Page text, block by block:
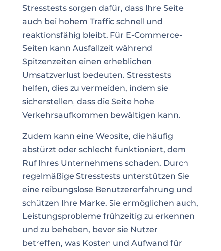
Stresstests sorgen dafür, dass Ihre Seite
auch bei hohem Traffic schnell und
reaktionsfähig bleibt. Für E-Commerce-
Seiten kann Ausfallzeit während
Spitzenzeiten einen erheblichen
Umsatzverlust bedeuten. Stresstests
helfen, dies zu vermeiden, indem sie
sicherstellen, dass die Seite hohe
Verkehrsaufkommen bewältigen kann.
Zudem kann eine Website, die häufig
abstürzt oder schlecht funktioniert, dem
Ruf Ihres Unternehmens schaden. Durch
regelmäßige Stresstests unterstützen Sie
eine reibungslose Benutzererfahrung und
schützen Ihre Marke. Sie ermöglichen auch,
Leistungsprobleme frühzeitig zu erkennen
und zu beheben, bevor sie Nutzer
betreffen, was Kosten und Aufwand für